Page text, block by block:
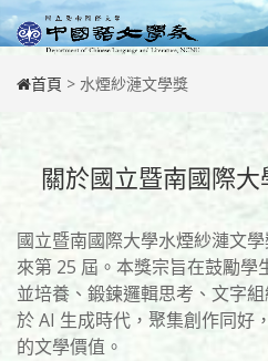
Skip
to
content
首頁 > 水煙紗漣文學獎
關於國立暨南國際
國立暨南國際大學水煙紗漣文
來第 25 屆。本獎宗旨在鼓勵學
並培養、鍛鍊邏輯思考、文字
於 AI 生成時代，聚集創作同好
的文學價值。